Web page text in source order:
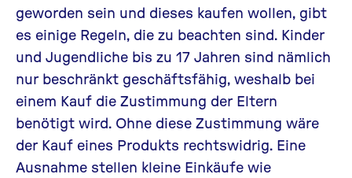
geworden sein und dieses kaufen wollen, gibt
es einige Regeln, die zu beachten sind. Kinder
und Jugendliche bis zu 17 Jahren sind nämlich
nur beschränkt geschäftsfähig, weshalb bei
einem Kauf die Zustimmung der Eltern
benötigt wird. Ohne diese Zustimmung wäre
der Kauf eines Produkts rechtswidrig. Eine
Ausnahme stellen kleine Einkäufe wie